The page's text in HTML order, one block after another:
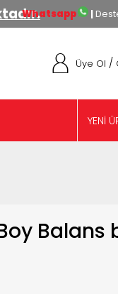
Whatsapp |
Üye Ol /
YENİ
Balans